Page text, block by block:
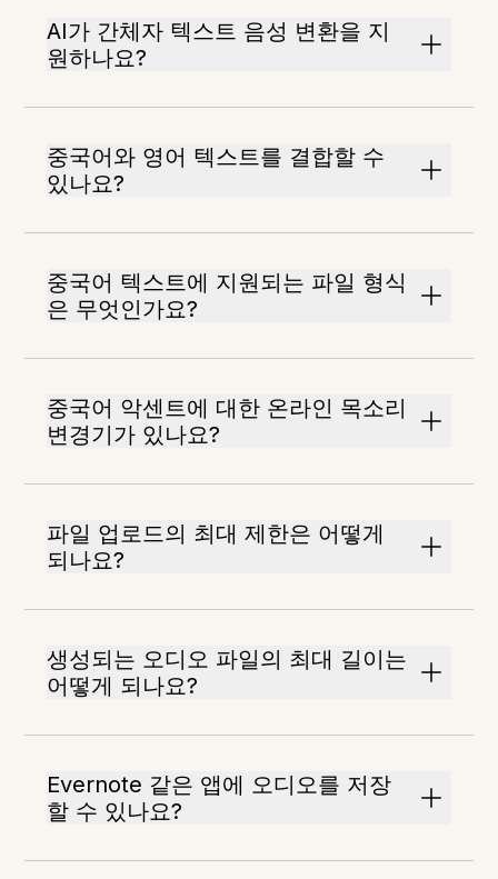
AI가 간체자 텍스트 음성 변환을 지
원하나요?
중국어와 영어 텍스트를 결합할 수
있나요?
중국어 텍스트에 지원되는 파일 형식
은 무엇인가요?
중국어 악센트에 대한 온라인 목소리
변경기가 있나요?
파일 업로드의 최대 제한은 어떻게
되나요?
생성되는 오디오 파일의 최대 길이는
어떻게 되나요?
Evernote 같은 앱에 오디오를 저장
할 수 있나요?